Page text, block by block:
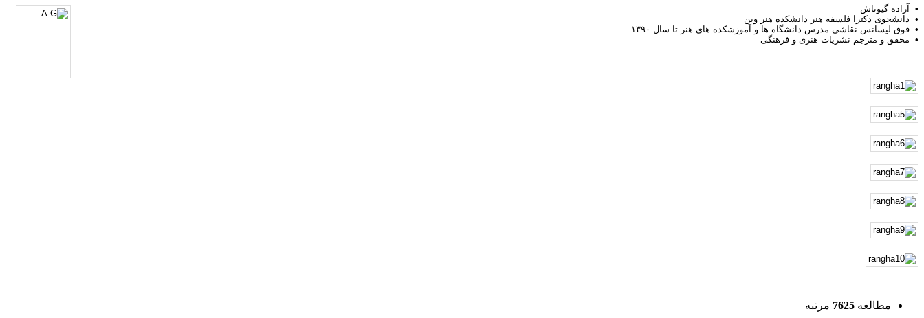
• آزاده گیوتاش
• دانشجوی دکترا فلسفه هنر دانشکده هنر وین
• فوق لیسانس نقاشی مدرس دانشگاه ها و آموزشکده های هنر تا سال ۱۳۹۰
• محقق و مترجم نشریات هنری و فرهنگی
مطالعه 7625 مرتبه